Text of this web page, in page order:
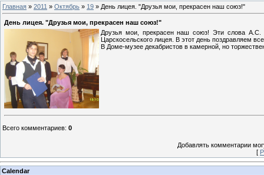
Главная » 2011 » Октябрь » 19 » День лицея. "Друзья мои, прекрасен наш союз!"
День лицея. "Друзья мои, прекрасен наш союз!"
Друзья мои, прекрасен наш союз! Эти слова А.С.
Царскосельского лицея. В этот день поздравляем
В Доме-музее декабристов в камерной, но
Всего комментариев: 0
Добавлять комментарии
[
Calendar